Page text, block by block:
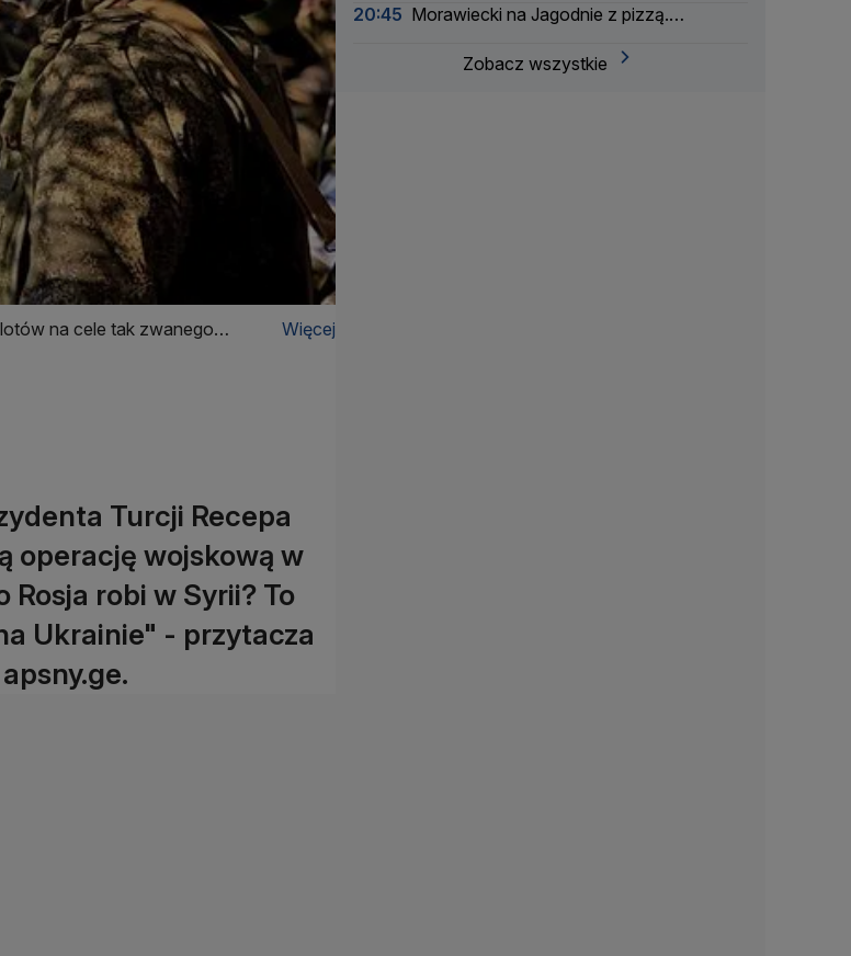
na cele tak zwanego
Więcej
Turcji Recepa
operację wojskową w
robi w Syrii? To
Ukrainie" - przytacza
20:45 Morawiecki na Jagodnie z pizzą.
Zobacz wszystkie